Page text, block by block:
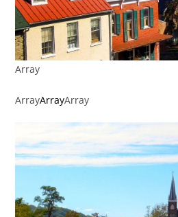
Array
ArrayArrayArray